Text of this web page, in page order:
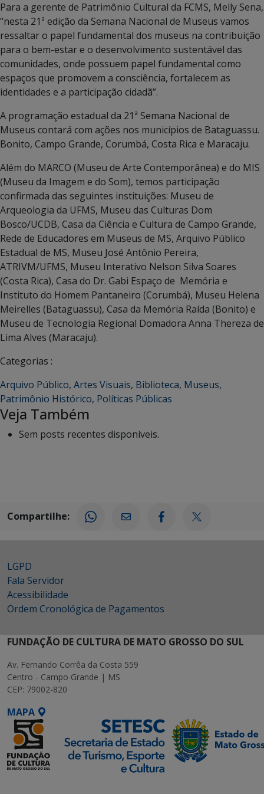
Para a gerente de Patrimônio Cultural da FCMS, Melly Sena,
“nesta 21ª edição da Semana Nacional de Museus vamos
ressaltar o papel fundamental dos museus na contribuição
para o bem-estar e o desenvolvimento sustentável das
comunidades, onde possuem papel fundamental como
espaços que promovem a consciência, fortalecem as
identidades e a participação cidadã”.
A programação estadual da 21ª Semana Nacional de
Museus contará com ações nos municípios de Bataguassu.
Bonito, Campo Grande, Corumbá, Costa Rica e Maracaju.
Além do MARCO (Museu de Arte Contemporânea) e do MIS
(Museu da Imagem e do Som), temos participação
confirmada das seguintes instituições: Museu de
Arqueologia da UFMS, Museu das Culturas Dom
Bosco/UCDB, Casa da Ciência e Cultura de Campo Grande,
Rede de Educadores em Museus de MS, Arquivo Público
Estadual de MS, Museu José Antônio Pereira,
ATRIVM/UFMS, Museu Interativo Nelson Silva Soares
(Costa Rica), Casa do Dr. Gabi Espaço de Memória e
Instituto do Homem Pantaneiro (Corumbá), Museu Helena
Meirelles (Bataguassu), Casa da Memória Raída (Bonito) e
Museu de Tecnologia Regional Domadora Anna Thereza de
Lima Alves (Maracaju).
Categorias :
Arquivo Público, Artes Visuais, Biblioteca, Museus,
Patrimônio Histórico, Políticas Públicas
Veja Também
Sem posts recentes disponíveis.
Compartilhe:
LGPD
Fala Servidor
Acessibilidade
Ordem Cronológica de Pagamentos
FUNDAÇÃO DE CULTURA DE MATO GROSSO DO SUL
Av. Fernando Corrêa da Costa 559
Centro - Campo Grande | MS
CEP: 79002-820
MAPA